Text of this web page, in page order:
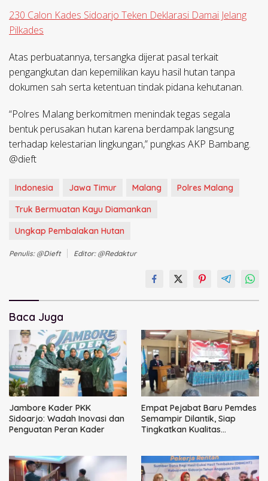
230 Calon Kades Sidoarjo Teken Deklarasi Damai Jelang
Pilkades
Atas perbuatannya, tersangka dijerat pasal terkait
pengangkutan dan kepemilikan kayu hasil hutan tanpa
dokumen sah serta ketentuan tindak pidana kehutanan.
“Polres Malang berkomitmen menindak tegas segala
bentuk perusakan hutan karena berdampak langsung
terhadap kelestarian lingkungan,” pungkas AKP Bambang.
@dieft
Indonesia Jawa Timur Malang
Polres Malang
Truk Bermuatan Kayu Diamankan
Ungkap Pembalakan Hutan
Penulis: @dieft Editor: @redaktur
Baca Juga
Jambore Kader PKK
Sidoarjo: Wadah Inovasi dan
Penguatan Peran Kader
Empat Pejabat Baru Pemdes
Semampir Dilantik, Siap
Tingkatkan Kualitas